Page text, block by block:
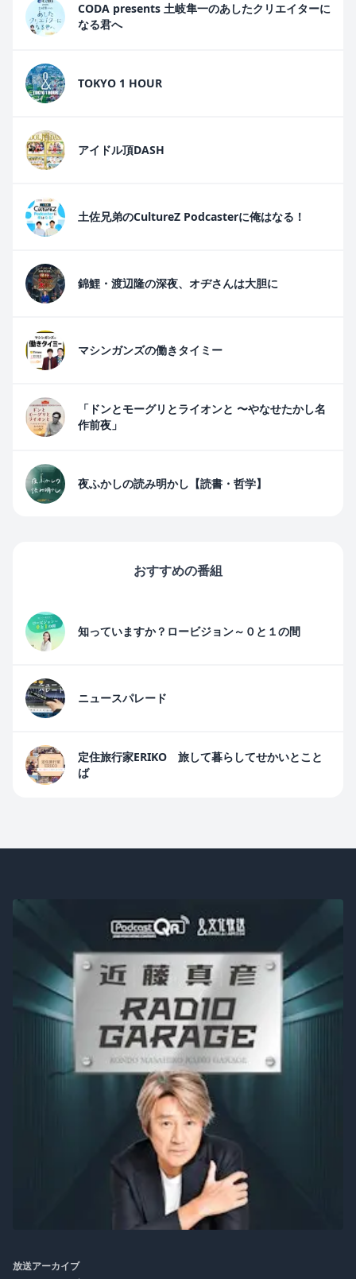
CODA presents 土岐隼一のあしたクリエイターに
なる君へ
TOKYO 1 HOUR
アイドル頂DASH
土佐兄弟のCultureZ Podcasterに俺はなる！
錦鯉・渡辺隆の深夜、オヂさんは大胆に
マシンガンズの働きタイミー
「ドンとモーグリとライオンと 〜やなせたかし名
作前夜」
夜ふかしの読み明かし【読書・哲学】
おすすめの番組
知っていますか？ロービジョン～０と１の間
ニュースパレード
定住旅行家ERIKO 旅して暮らしてせかいとこと
ば
放送アーカイブ